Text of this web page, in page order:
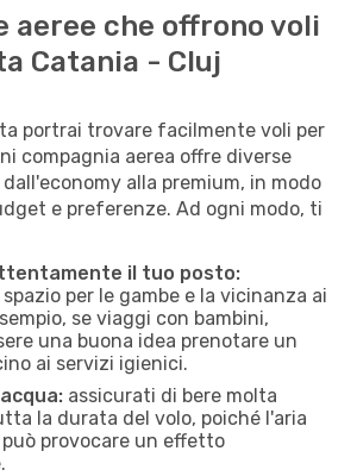
aeree che offrono voli
Catania - Cluj
portrai trovare facilmente voli per
compagnia aerea offre diverse
alla premium, in modo
e preferenze. Ad ogni modo, ti
il tuo posto:
per le gambe e la vicinanza ai
se viaggi con bambini,
una buona idea prenotare un
ai servizi igienici.
assicurati di bere molta
la durata del volo, poiché l'aria
provocare un effetto